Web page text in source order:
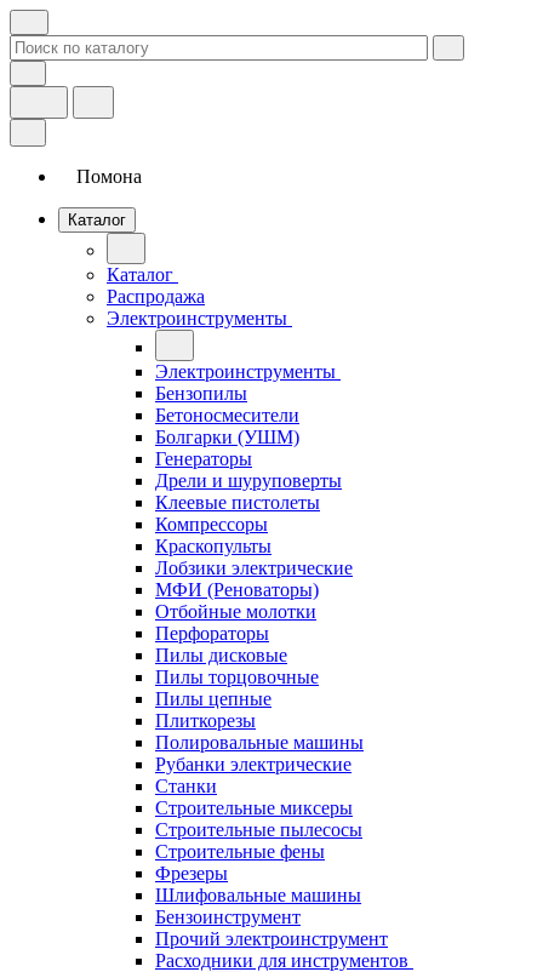
Помона
Каталог
Каталог
Распродажа
Электроинструменты
Электроинструменты
Бензопилы
Бетоносмесители
Болгарки (УШМ)
Генераторы
Дрели и шуруповерты
Клеевые пистолеты
Компрессоры
Краскопульты
Лобзики электрические
МФИ (Реноваторы)
Отбойные молотки
Перфораторы
Пилы дисковые
Пилы торцовочные
Пилы цепные
Плиткорезы
Полировальные машины
Рубанки электрические
Станки
Строительные миксеры
Строительные пылесосы
Строительные фены
Фрезеры
Шлифовальные машины
Бензоинструмент
Прочий электроинструмент
Расходники для инструментов